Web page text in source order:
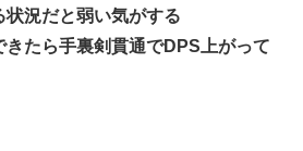
状況だと弱い気がする
たら手裏剣貫通でDPS上がって